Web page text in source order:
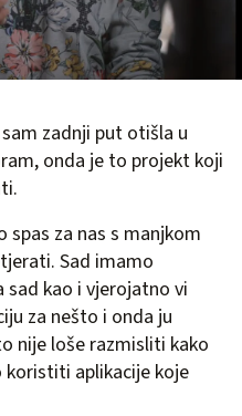
zadnji put otišla u
onda je to projekt koji
spas za nas s manjkom
Sad imamo
sad kao i vjerojatno vi
za nešto i onda ju
nije loše razmisliti kako
aplikacije koje